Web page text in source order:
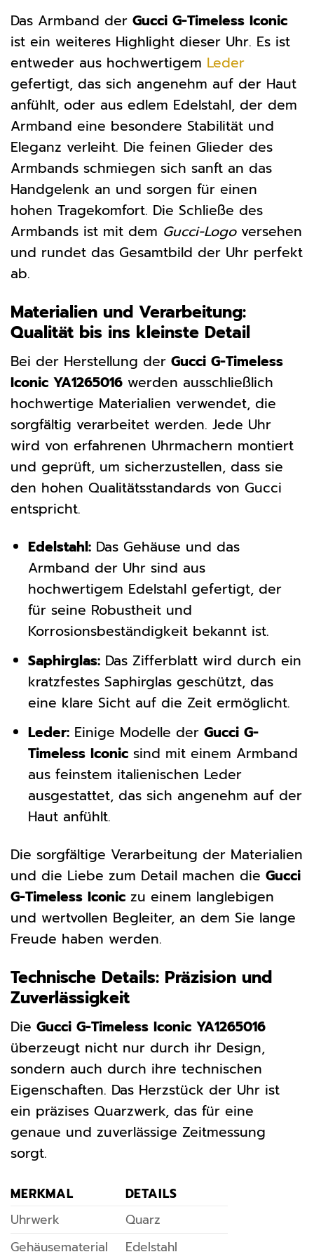
Das Armband der Gucci G-Timeless Iconic
ist ein weiteres Highlight dieser Uhr. Es ist
entweder aus hochwertigem Leder
gefertigt, das sich angenehm auf der Haut
anfühlt, oder aus edlem Edelstahl, der dem
Armband eine besondere Stabilität und
Eleganz verleiht. Die feinen Glieder des
Armbands schmiegen sich sanft an das
Handgelenk an und sorgen für einen
hohen Tragekomfort. Die Schließe des
Armbands ist mit dem Gucci-Logoversehen
und rundet das Gesamtbild der Uhr perfekt
ab.
Materialien und Verarbeitung:
Qualität bis ins kleinste Detail
Bei der Herstellung der Gucci G-Timeless
Iconic YA1265016 werden ausschließlich
hochwertige Materialien verwendet, die
sorgfältig verarbeitet werden. Jede Uhr
wird von erfahrenen Uhrmachern montiert
und geprüft, um sicherzustellen, dass sie
den hohen Qualitätsstandards von Gucci
entspricht.
Edelstahl:Das Gehäuse und das
Armband der Uhr sind aus
hochwertigem Edelstahl gefertigt, der
für seine Robustheit und
Korrosionsbeständigkeit bekannt ist.
Saphirglas:Das Zifferblatt wird durch ein
kratzfestes Saphirglas geschützt, das
eine klare Sicht auf die Zeit ermöglicht.
Leder:Einige Modelle der Gucci G-
Timeless Iconicsind mit einem Armband
aus feinstem italienischen Leder
ausgestattet, das sich angenehm auf der
Haut anfühlt.
Die sorgfältige Verarbeitung der Materialien
und die Liebe zum Detail machen die Gucci
G-Timeless Iconic zu einem langlebigen
und wertvollen Begleiter, an dem Sie lange
Freude haben werden.
Technische Details: Präzision und
Zuverlässigkeit
Die Gucci G-Timeless Iconic YA1265016
überzeugt nicht nur durch ihr Design,
sondern auch durch ihre technischen
Eigenschaften. Das Herzstück der Uhr ist
ein präzises Quarzwerk, das für eine
genaue und zuverlässige Zeitmessung
sorgt.
MERKMAL
DETAILS
Uhrwerk
Quarz
Gehäusematerial
Edelstahl